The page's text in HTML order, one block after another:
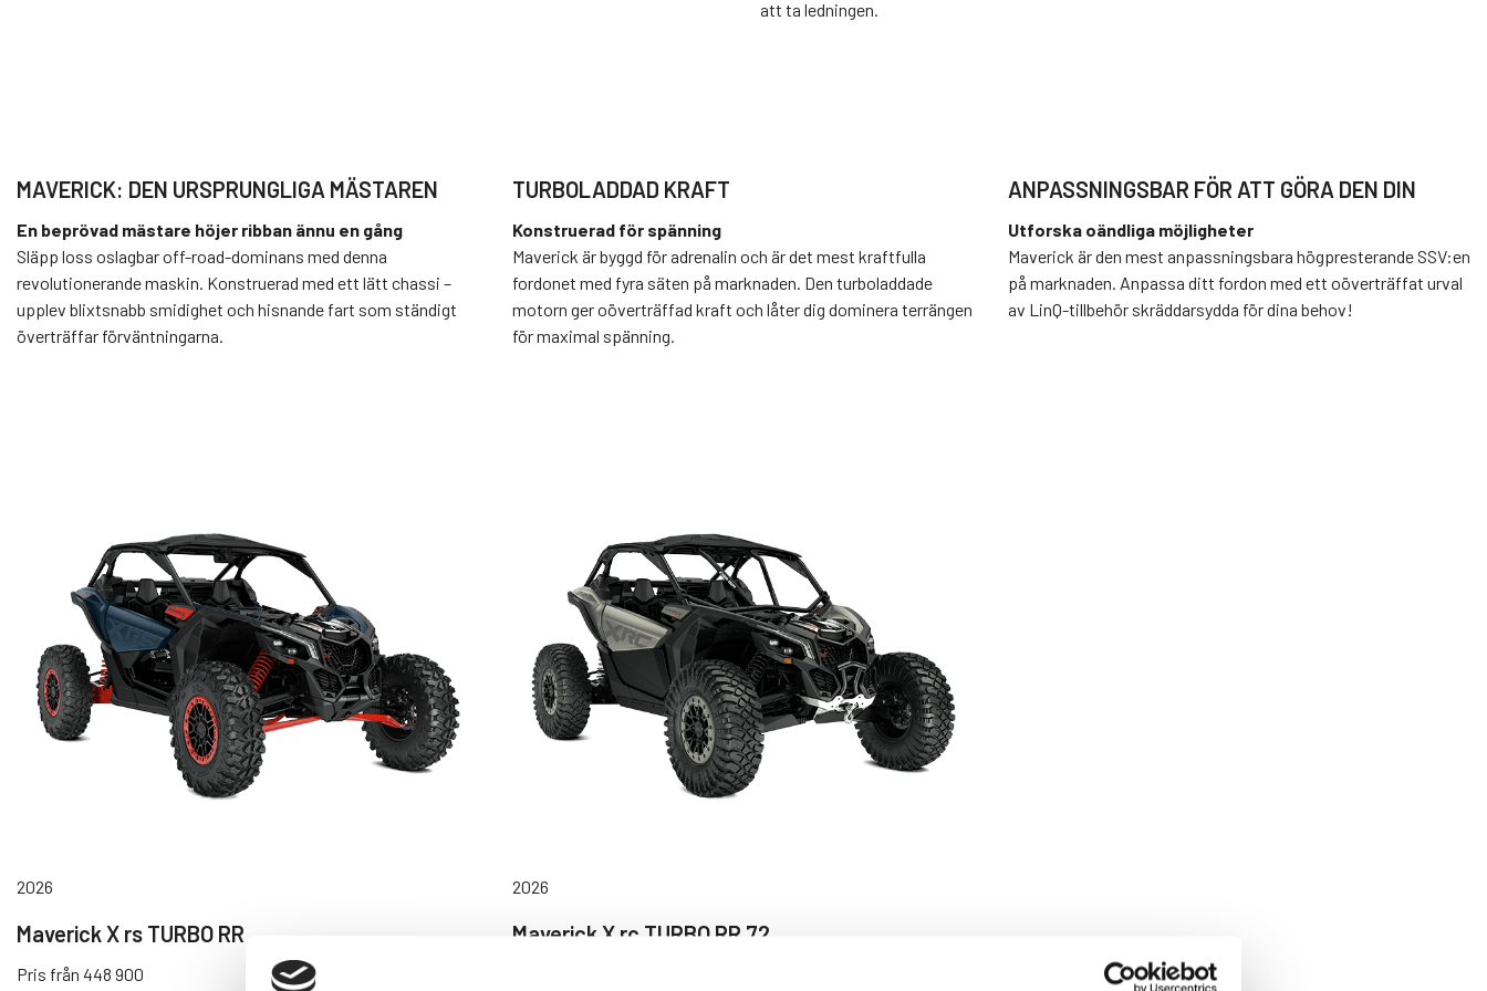
att ta ledningen.
MAVERICK: DEN URSPRUNGLIGA MÄSTAREN
En beprövad mästare höjer ribban ännu en gång
Släpp loss oslagbar off-road-dominans med denna
revolutionerande maskin. Konstruerad med ett lätt chassi –
upplev blixtsnabb smidighet och hisnande fart som ständigt
överträffar förväntningarna.
TURBOLADDAD KRAFT
Konstruerad för spänning
Maverick är byggd för adrenalin och är det mest kraftfulla
fordonet med fyra säten på marknaden. Den turboladdade
motorn ger oöverträffad kraft och låter dig dominera terrängen
för maximal spänning.
ANPASSNINGSBAR FÖR ATT GÖRA DEN DIN
Utforska oändliga möjligheter
Maverick är den mest anpassningsbara högpresterande SSV:en
på marknaden. Anpassa ditt fordon med ett oöverträffat urval
av LinQ-tillbehör skräddarsydda för dina behov!
2026
Maverick X rs TURBO RR
Pris från 448 900
2026
Maverick X rc TURBO RR 72